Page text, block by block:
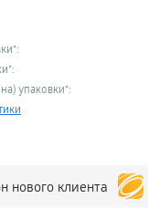
упаковки*:
нового клиента